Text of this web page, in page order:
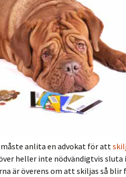
vårdnad
beslut
anlita en advokat för att
heller inte nödvändigtvis sluta
är överens om att skiljas så